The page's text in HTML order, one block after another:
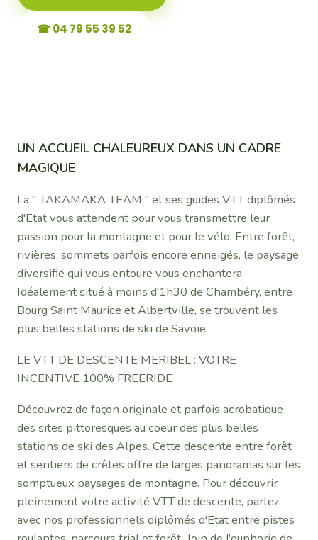
☎ 04 79 55 39 52
UN ACCUEIL CHALEUREUX DANS UN CADRE
MAGIQUE
La " TAKAMAKA TEAM " et ses guides VTT diplômés
d'Etat vous attendent pour vous transmettre leur
passion pour la montagne et pour le vélo. Entre forêt,
rivières, sommets parfois encore enneigés, le paysage
diversifié qui vous entoure vous enchantera.
Idéalement situé à moins d'1h30 de Chambéry, entre
Bourg Saint Maurice et Albertville, se trouvent les
plus belles stations de ski de Savoie.
LE VTT DE DESCENTE MERIBEL : VOTRE
INCENTIVE 100% FREERIDE
Découvrez de façon originale et parfois acrobatique
des sites pittoresques au coeur des plus belles
stations de ski des Alpes. Cette descente entre forêt
et sentiers de crêtes offre de larges panoramas sur les
somptueux paysages de montagne. Pour découvrir
pleinement votre activité VTT de descente, partez
avec nos professionnels diplômés d'Etat entre pistes